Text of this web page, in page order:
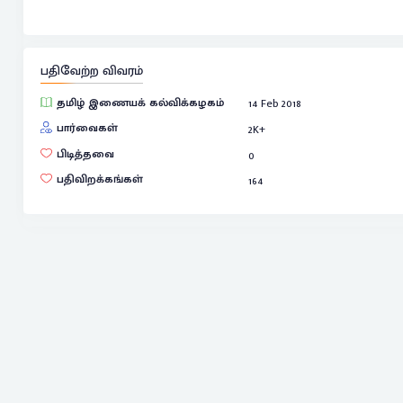
பதிவேற்ற விவரம்
தமிழ் இணையக் கல்விக்கழகம்
14 Feb 2018
பார்வைகள்
2K+
பிடித்தவை
0
பதிவிறக்கங்கள்
164